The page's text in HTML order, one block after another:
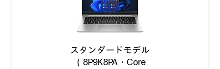
スタンダードモデル
（8P9K8PA・Core